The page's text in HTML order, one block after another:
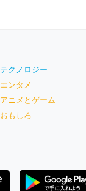
テクノロジー
エンタメ
アニメとゲーム
おもしろ